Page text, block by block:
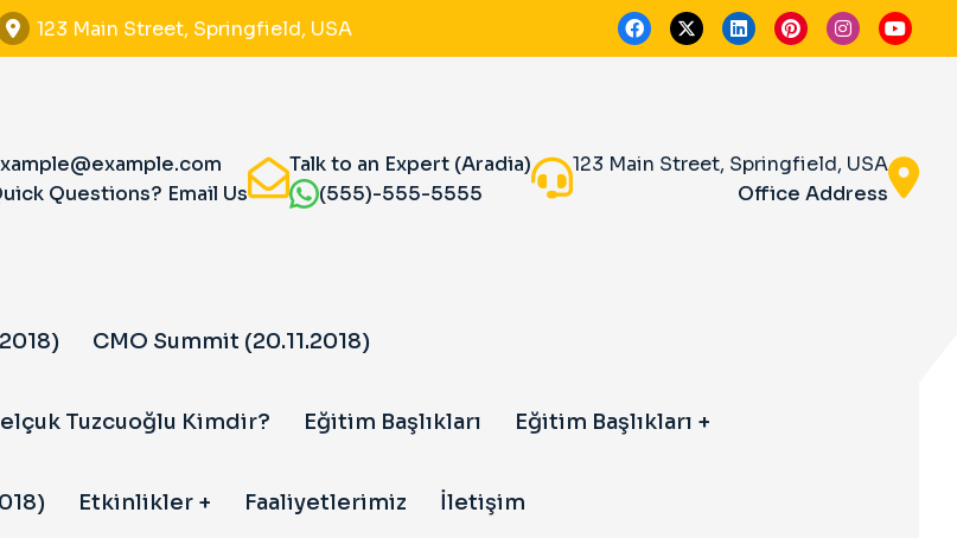
123 Main Street, Springfield, USA
Questions? Email Us
Talk to an Expert (Aradia)
(555)-555-5555
123 Main Street, Springfield, USA
Office Address
CMO Summit (20.11.2018)
Tuzcuoğlu Kimdir? Eğitim Başlıkları Eğitim Başlıkları
Etkinlikler Faaliyetlerimiz İletişim